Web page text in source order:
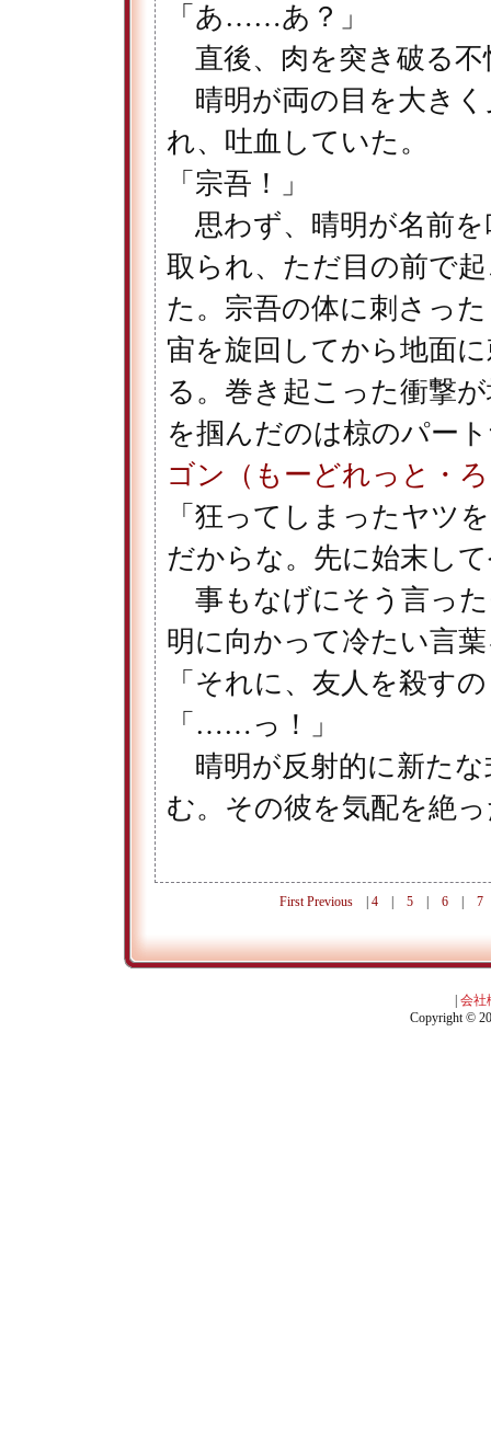
「あ……あ？」
直後、肉を突き破る不
晴明が両の目を大きく
れ、吐血していた。
「宗吾！」
思わず、晴明が名前を
取られ、ただ目の前で
た。宗吾の体に刺さっ
宙を旋回してから地面
る。巻き起こった衝撃
を掴んだのは椋のパー
ゴン（もーどれっと・
「狂ってしまったヤツ
だからな。先に始末し
事もなげにそう言っ
明に向かって冷たい言
「それに、友人を殺す
「……っ！」
晴明が反射的に新たな
む。その彼を気配を絶
First Previous| 4| 5| 6| 7
会社
Copyright ©